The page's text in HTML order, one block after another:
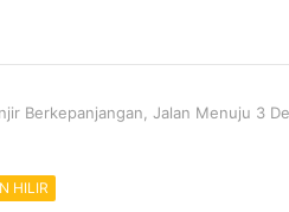
Berkepanjangan, Jalan Menuju 3
HILIR